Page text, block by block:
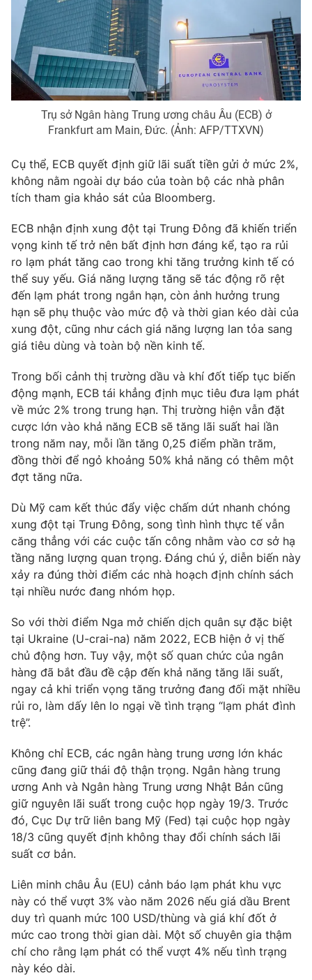
Góc doanh nghiệp
Truyền hình
Phim VTV
Hậu trường
Nhân vật
Khán giả
Giải sao mai
Giải trí
Điện ảnh
Âm nhạc
Đời sống
Chất lượng cuộc sống
Giáo dục
Tuyển sinh
Học trực tuyến
Công nghệ
Hitech Công nghệ tương lai
Sản phẩm
Thị trường
Tư vấn
Lịch phát sóng
Chuyên mục khác
Emagazine Podcast
Photo Infographic
Video Shorts video
VTV Money VTV Thể thao
VTV Sức khoẻ Bất động sản
Thị trường 24h Tấm lòng Việt
VTV4 Vươn mình bằng AI
VTV9 VTV8
Liên hệ tòa soạn English
Theo dõi báo trên
Cơ quan chủ quản: Đài Truyền hình Việt Nam
Cơ quan báo chí:
Giấy phép hoạt động báo in và báo điện tử số 483/GP-BTTTT
cấp ngày 29/12/2023
Tổng Biên tập:Vũ Thanh Thủy
Phó Tổng Biên tập:Nguyễn Thị Mỹ Hạnh, Phạm Quốc Thắng,
Nguyễn Trọng Ninh
Tổng đài VTV:
Trụ sở Ngân hàng Trung ương châu Âu (ECB) ở
Frankfurt am Main, Đức. (Ảnh: AFP/TTXVN)
Cụ thể, ECB quyết định giữ lãi suất tiền gửi ở mức 2%,
không nằm ngoài dự báo của toàn bộ các nhà phân
tích tham gia khảo sát của Bloomberg.
ECB nhận định xung đột tại Trung Đông đã khiến triển
vọng kinh tế trở nên bất định hơn đáng kể, tạo ra rủi
ro lạm phát tăng cao trong khi tăng trưởng kinh tế có
thể suy yếu. Giá năng lượng tăng sẽ tác động rõ rệt
đến lạm phát trong ngắn hạn, còn ảnh hưởng trung
hạn sẽ phụ thuộc vào mức độ và thời gian kéo dài của
xung đột, cũng như cách giá năng lượng lan tỏa sang
giá tiêu dùng và toàn bộ nền kinh tế.
Trong bối cảnh thị trường dầu và khí đốt tiếp tục biến
động mạnh, ECB tái khẳng định mục tiêu đưa lạm phát
về mức 2% trong trung hạn. Thị trường hiện vẫn đặt
cược lớn vào khả năng ECB sẽ tăng lãi suất hai lần
trong năm nay, mỗi lần tăng 0,25 điểm phần trăm,
đồng thời để ngỏ khoảng 50% khả năng có thêm một
đợt tăng nữa.
Dù Mỹ cam kết thúc đẩy việc chấm dứt nhanh chóng
xung đột tại Trung Đông, song tình hình thực tế vẫn
căng thẳng với các cuộc tấn công nhằm vào cơ sở hạ
tầng năng lượng quan trọng. Đáng chú ý, diễn biến này
xảy ra đúng thời điểm các nhà hoạch định chính sách
tại nhiều nước đang nhóm họp.
So với thời điểm Nga mở chiến dịch quân sự đặc biệt
tại Ukraine (U-crai-na) năm 2022, ECB hiện ở vị thế
chủ động hơn. Tuy vậy, một số quan chức của ngân
hàng đã bắt đầu đề cập đến khả năng tăng lãi suất,
ngay cả khi triển vọng tăng trưởng đang đối mặt nhiều
rủi ro, làm dấy lên lo ngại về tình trạng “lạm phát đình
trệ”.
Không chỉ ECB, các ngân hàng trung ương lớn khác
cũng đang giữ thái độ thận trọng. Ngân hàng trung
ương Anh và Ngân hàng Trung ương Nhật Bản cũng
giữ nguyên lãi suất trong cuộc họp ngày 19/3. Trước
đó, Cục Dự trữ liên bang Mỹ (Fed) tại cuộc họp ngày
18/3 cũng quyết định không thay đổi chính sách lãi
suất cơ bản.
Liên minh châu Âu (EU) cảnh báo lạm phát khu vực
này có thể vượt 3% vào năm 2026 nếu giá dầu Brent
duy trì quanh mức 100 USD/thùng và giá khí đốt ở
mức cao trong thời gian dài. Một số chuyên gia thậm
chí cho rằng lạm phát có thể vượt 4% nếu tình trạng
này kéo dài.